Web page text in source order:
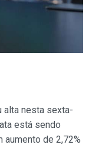
alta nesta sexta-
está sendo
aumento de 2,72%